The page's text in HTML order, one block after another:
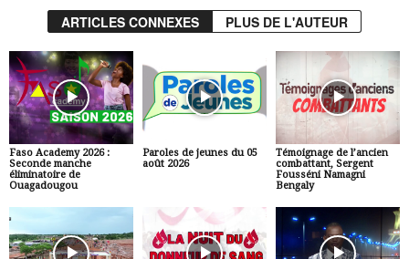
ARTICLES CONNEXES PLUS DE L'AUTEUR
Faso Academy 2026 :
Seconde manche
éliminatoire de
Ouagadougou
Paroles de jeunes du 05
août 2026
Témoignage de l’ancien
combattant, Sergent
Fousséni Namagni
Bengaly